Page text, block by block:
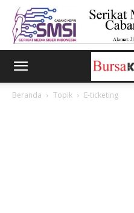
Beranda Topik E-ticketing